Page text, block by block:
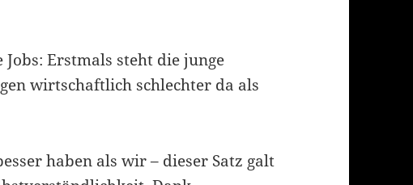
Erstmals steht die junge
wirtschaftlich schlechter da als
haben als wir – dieser Satz galt